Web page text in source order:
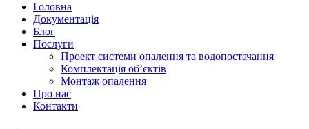
Головна
Документація
Блог
Послуги
Проект системи опалення та водопостачання
Комплектація об’єктів
Монтаж опалення
Про нас
Контакти